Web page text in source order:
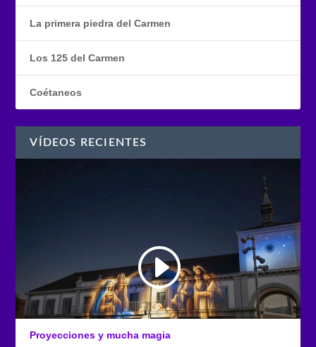
La primera piedra del Carmen
Los 125 del Carmen
Coétaneos
VÍDEOS RECIENTES
Proyecciones y mucha magia